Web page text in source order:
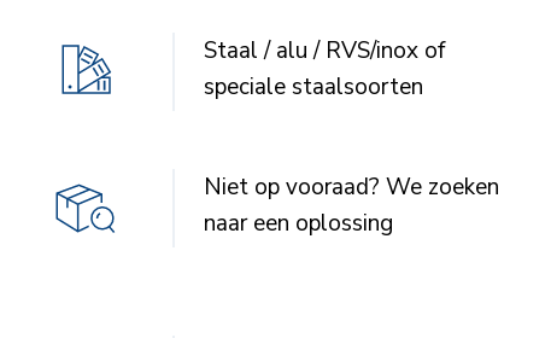
Staal / alu / RVS/inox of
speciale staalsoorten
Niet op vooraad? We zoeken
naar een oplossing